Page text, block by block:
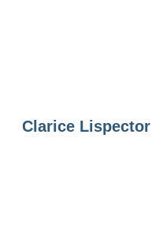
Clarice Lispector